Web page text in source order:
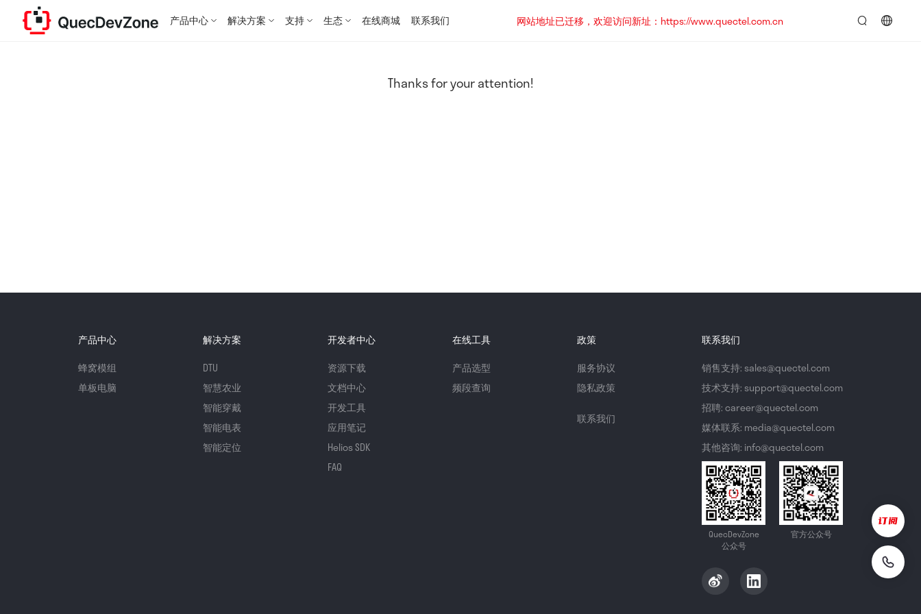
产品中心 解决方案 支持 生态 在线商城 联系我们
网站地址已迁移，欢迎访问新址：https://www.quectel.com.cn
Thanks for your attention!
产品中心
蜂窝模组
单板电脑
解决方案
DTU
智慧农业
智能穿戴
智能电表
智能定位
开发者中心
资源下载
文档中心
开发工具
应用笔记
Helios SDK
FAQ
在线工具
产品选型
频段查询
政策
服务协议
隐私政策
联系我们
联系我们
销售支持: sales@quectel.com
技术支持: support@quectel.com
招聘: career@quectel.com
媒体联系: media@quectel.com
其他咨询: info@quectel.com
QuecDevZone
公众号
官方公众号